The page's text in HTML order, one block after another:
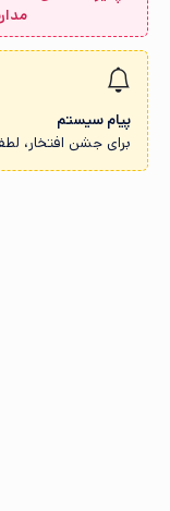
پیام سیستم
برای جشن افتخار،